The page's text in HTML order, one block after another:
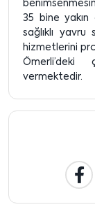
35 bine yakın
sağlıklı
hizmetlerini
vermektedir.